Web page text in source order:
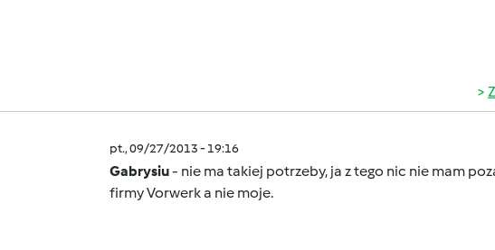
pt., 09/27/2013 - 19:16
Gabrysiu- nie ma takiej potrzeby, ja z tego nic nie mam
firmy Vorwerk a nie moje.